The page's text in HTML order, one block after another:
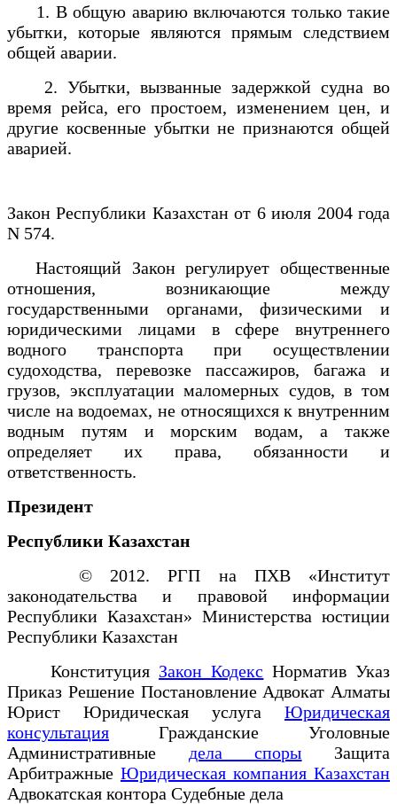
1. В общую аварию включаются только такие
убытки, которые являются прямым следствием
общей аварии.
2. Убытки, вызванные задержкой судна во
время рейса, его простоем, изменением цен, и
другие косвенные убытки не признаются общей
аварией.
Закон Республики Казахстан от 6 июля 2004 года
N 574.
Настоящий Закон регулирует общественные
отношения, возникающие между
государственными органами, физическими и
юридическими лицами в сфере внутреннего
водного транспорта при осуществлении
судоходства, перевозке пассажиров, багажа и
грузов, эксплуатации маломерных судов, в том
числе на водоемах, не относящихся к внутренним
водным путям и морским водам, а также
определяет их права, обязанности и
ответственность.
Президент
Республики Казахстан
© 2012. РГП на ПХВ «Институт
законодательства и правовой информации
Республики Казахстан» Министерства юстиции
Республики Казахстан
Конституция Закон Кодекс Норматив Указ
Приказ Решение Постановление Адвокат Алматы
Юрист Юридическая услуга Юридическая
консультация Гражданские Уголовные
Административные дела споры Защита
Арбитражные Юридическая компания Казахстан
Адвокатская контора Судебные дела